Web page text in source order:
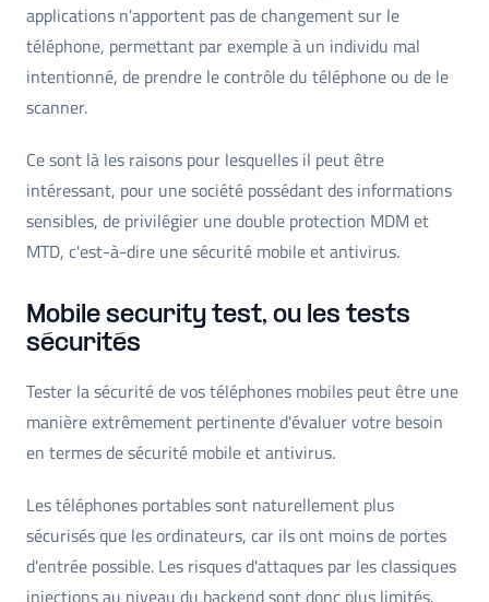
applications n'apportent pas de changement sur le
téléphone, permettant par exemple à un individu mal
intentionné, de prendre le contrôle du téléphone ou de le
scanner.
Ce sont là les raisons pour lesquelles il peut être
intéressant, pour une société possédant des informations
sensibles, de privilégier une double protection MDM et
MTD, c'est-à-dire une sécurité mobile et antivirus.
Mobile security test, ou les tests
sécurités
Tester la sécurité de vos téléphones mobiles peut être une
manière extrêmement pertinente d'évaluer votre besoin
en termes de sécurité mobile et antivirus.
Les téléphones portables sont naturellement plus
sécurisés que les ordinateurs, car ils ont moins de portes
d'entrée possible. Les risques d'attaques par les classiques
injections au niveau du backend sont donc plus limités.